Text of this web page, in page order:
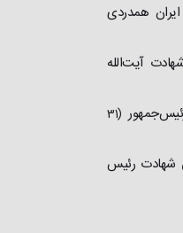
همدردی
آیت‌الله
(31
شهادت رئیس